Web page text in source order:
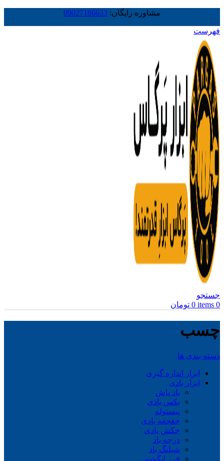
مشاوره رایگان: 09027186633
فهرست
جستجو
0
items
0 تومان
چسب
دسته بندی ها
ابزار اندازه گیری
ابزار بادی
باد پاش
بکس بادی
پیستوله
جغجغه بادی
چکش بادی
درجه باد
شیلنگ باد
فرز انگشتی